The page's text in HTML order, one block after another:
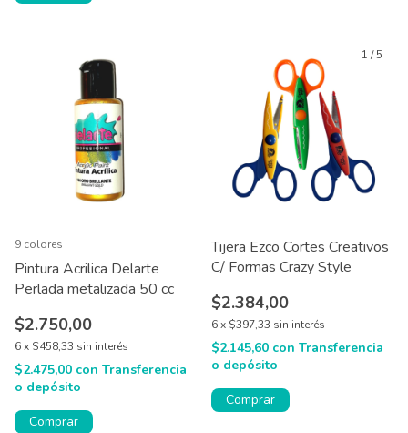
Pintura Acrilica Delarte
Perlada metalizada 50 cc
$2.750,00
6x $458,33 sin interés
$2.475,00 con Transferencia
o depósito
9 colores
Comprar
1 /5
Tijera Ezco Cortes Creativos
C/ Formas Crazy Style
$2.384,00
6x $397,33 sin interés
$2.145,60 con Transferencia
o depósito